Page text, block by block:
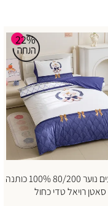
22%
סט מצעים נוער 80/200 100% כותנה
סאטן רויאל טדי כחול